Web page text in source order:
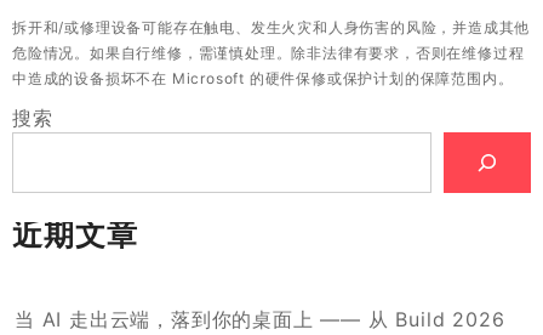
拆开和/或修理设备可能存在触电、发生火灾和人身伤害的风险，并造成其他
危险情况。如果自行维修，需谨慎处理。除非法律有要求，否则在维修过程
中造成的设备损坏不在 Microsoft 的硬件保修或保护计划的保障范围内。
搜索
近期文章
当 AI 走出云端，落到你的桌面上 —— 从 Build 2026